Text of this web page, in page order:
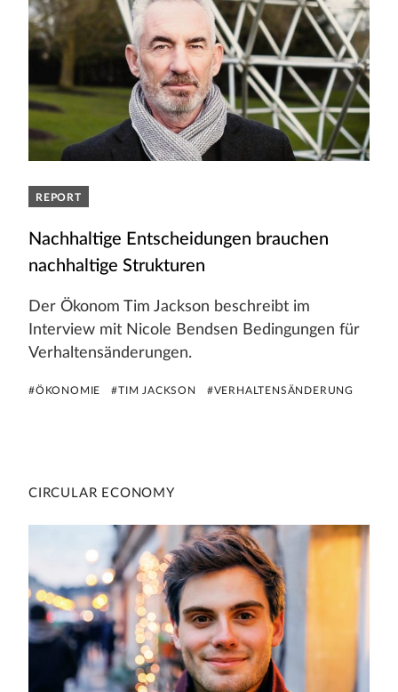
REPORT
Nachhaltige Entscheidungen brauchen
nachhaltige Strukturen
Der Ökonom Tim Jackson beschreibt im
Interview mit Nicole Bendsen Bedingungen für
Verhaltensänderungen.
#ÖKONOMIE #TIM JACKSON #VERHALTENSÄNDERUNG
CIRCULAR ECONOMY